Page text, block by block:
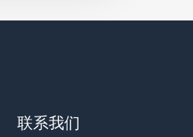
联系我们